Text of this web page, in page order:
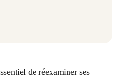
de réexaminer ses